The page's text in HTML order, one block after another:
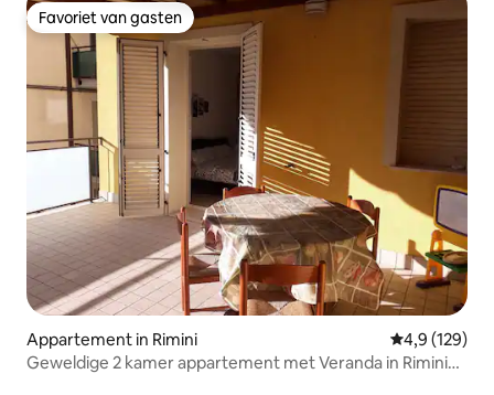
Favoriet van gasten
Favoriet van gasten
Appartement in Rimini Gemiddelde
4,9 (129)
Geweldige 2 kamer appartement met Veranda in Rimini